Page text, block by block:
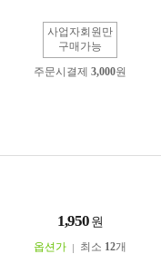
사업자회원만
구매가능
주문시결제 3,000원
1,950 원
옵션가 최소 12개